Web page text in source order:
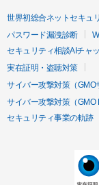
世界初総合ネットセキュ
パスワード漏洩診断
セキュリティ相談AIチャ
実在証明・盗聴対策
サイバー攻撃対策（GMO
サイバー攻撃対策（GMO
セキュリティ事業の軌跡